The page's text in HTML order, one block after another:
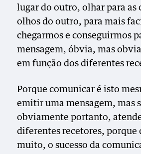
lugar do outro, olhar para as
olhos do outro, para mais
chegarmos e conseguirmos
mensagem, óbvia, mas
em função dos diferentes
Porque comunicar é isto
emitir uma mensagem, mas
obviamente portanto,
diferentes recetores, porque
muito, o sucesso da